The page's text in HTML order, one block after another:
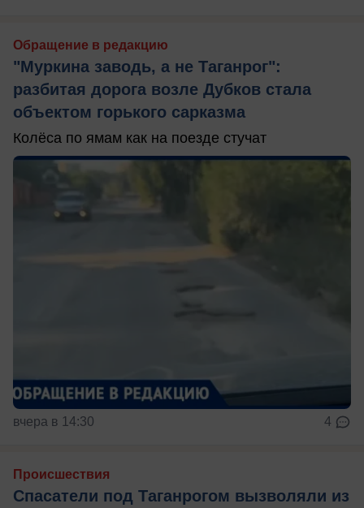
Обращение в редакцию
"Муркина заводь, а не Таганрог":
разбитая дорога возле Дубков стала
объектом горького сарказма
Колёса по ямам как на поезде стучат
вчера в 14:30 4
Происшествия
Спасатели под Таганрогом вызволяли из